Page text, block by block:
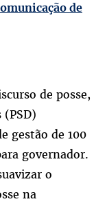
de
de posse,
gestão de 100
governador.
o
na